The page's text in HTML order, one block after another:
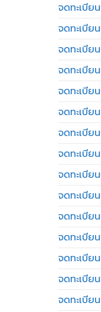
จดทะเบีย
จดทะเบีย
จดทะเบีย
จดทะเบีย
จดทะเบีย
จดทะเบีย
จดทะเบีย
จดทะเบีย
จดทะเบีย
จดทะเบีย
จดทะเบีย
จดทะเบีย
จดทะเบีย
จดทะเบีย
จดทะเบีย